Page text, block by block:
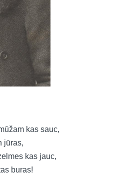
kas sauc,
jūras,
kas jauc,
buras!